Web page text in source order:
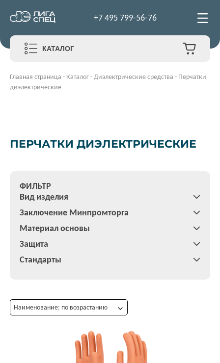
+7 495 799-56-76
КАТАЛОГ
Главная страница - Каталог-Диэлектрические средства - Перчатки
диэлектрические
ПЕРЧАТКИ ДИЭЛЕКТРИЧЕСКИЕ
ФИЛЬТР
Вид изделия
Заключение Минпромторга
Материал основы
Защита
Стандарты
Наименование: по возрастанию